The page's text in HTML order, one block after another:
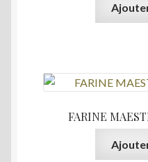
FARINE